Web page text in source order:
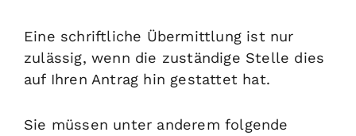
Eine schriftliche Übermittlung ist nur
zulässig, wenn die zuständige Stelle dies
auf Ihren Antrag hin gestattet hat.
Sie müssen unter anderem folgende